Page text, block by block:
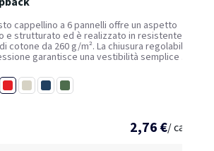
cappellino a 6 pannelli offre un aspetto
e strutturato ed è realizzato in resistente
cotone da 260 g/m². La chiusura regolabile
garantisce una vestibilità semplice e
per l'uso quotidiano. Progettato con...
RossoBiancoNavyVerde foresta
2,76 €/ cad